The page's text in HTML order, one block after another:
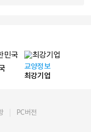
교양정보
최강기업
PC버전